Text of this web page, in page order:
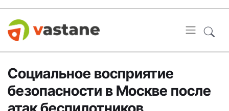
Социальное восприятие
безопасности в Москве после